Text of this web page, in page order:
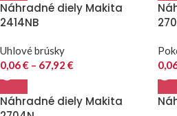
Náhradné diely Makita
2414NB
Uhlové brúsky
0,06€ – 67,92 €
Náhradné diely Makita